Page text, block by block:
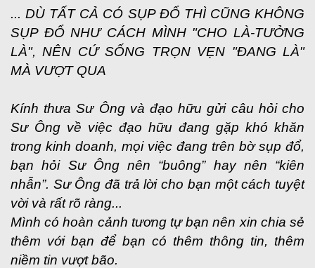
... DÙ TẤT CẢ CÓ SỤP ĐỔ THÌ CŨNG KHÔNG
SỤP ĐỔ NHƯ CÁCH MÌNH "CHO LÀ-TƯỞNG
LÀ", NÊN CỨ SỐNG TRỌN VẸN "ĐANG LÀ"
MÀ VƯỢT QUA
Kính thưa Sư Ông và đạo hữu gửi câu hỏi cho
Sư Ông về việc đạo hữu đang gặp khó khăn
trong kinh doanh, mọi việc đang trên bờ sụp đổ,
bạn hỏi Sư Ông nên “buông” hay nên “kiên
nhẫn”. Sư Ông đã trả lời cho bạn một cách tuyệt
vời và rất rõ ràng...
Mình có hoàn cảnh tương tự bạn nên xin chia sẻ
thêm với bạn để bạn có thêm thông tin, thêm
niềm tin vượt bão.